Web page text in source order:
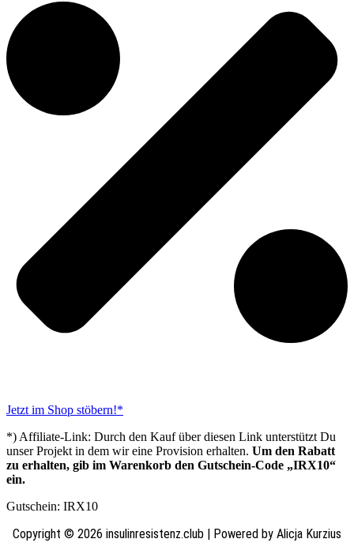
Jetzt im Shop stöbern!*
*) Affiliate-Link: Durch den Kauf über diesen Link unterstützt Du
unser Projekt in dem wir eine Provision erhalten. Um den Rabatt
zu erhalten, gib im Warenkorb den Gutschein-Code „IRX10“
ein.
Gutschein: IRX10
Copyright © 2026 insulinresistenz.club | Powered by Alicja Kurzius